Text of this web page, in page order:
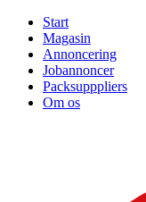
Start
Magasin
Annoncering
Jobannoncer
Packsupppliers
Om os